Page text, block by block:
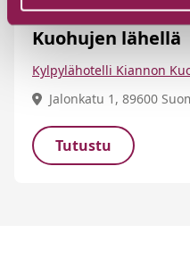
Ulkoilma-
Kuohujen lähellä
Kylpylähotelli Kiannon
Jalonkatu 1, 89600
Tutustu